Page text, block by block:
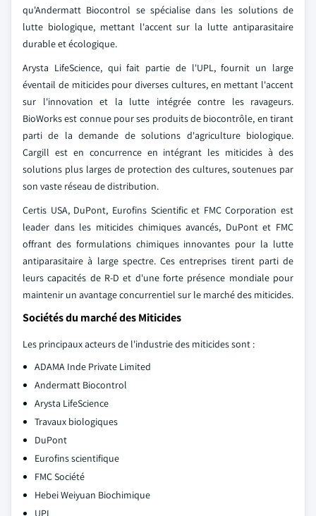
qu'Andermatt Biocontrol se spécialise dans les solutions de
lutte biologique, mettant l'accent sur la lutte antiparasitaire
durable et écologique.
Arysta LifeScience, qui fait partie de l'UPL, fournit un large
éventail de miticides pour diverses cultures, en mettant l'accent
sur l'innovation et la lutte intégrée contre les ravageurs.
BioWorks est connue pour ses produits de biocontrôle, en tirant
parti de la demande de solutions d'agriculture biologique.
Cargill est en concurrence en intégrant les miticides à des
solutions plus larges de protection des cultures, soutenues par
son vaste réseau de distribution.
Certis USA, DuPont, Eurofins Scientific et FMC Corporation est
leader dans les miticides chimiques avancés, DuPont et FMC
offrant des formulations chimiques innovantes pour la lutte
antiparasitaire à large spectre. Ces entreprises tirent parti de
leurs capacités de R-D et d'une forte présence mondiale pour
maintenir un avantage concurrentiel sur le marché des miticides.
Sociétés du marché des Miticides
Les principaux acteurs de l'industrie des miticides sont :
ADAMA Inde Private Limited
Andermatt Biocontrol
Arysta LifeScience
Travaux biologiques
DuPont
Eurofins scientifique
FMC Société
Hebei Weiyuan Biochimique
UPL